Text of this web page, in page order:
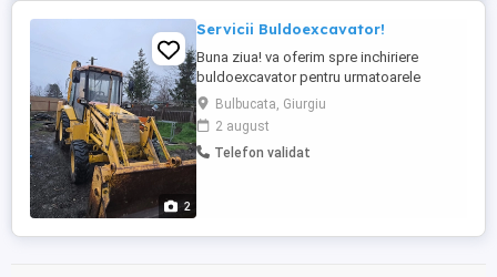
2
Servicii Buldoexcavator!
Buna ziua! va oferim spre inchiriere
buldoexcavator pentru urmatoarele
servicii : - demolari - sapaturi retele de
gaze - terasamente si platforme -
decopertari - excavatii - sapaturi santuri
pentru instalatii apa - canal, drenaj -
Bulbucata, Giurgiu
2 august
Telefon validat